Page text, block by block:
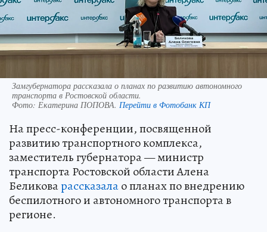
Замгубернатора рассказала о планах по развитию автономного
транспорта в Ростовской области.
Фото: Екатерина ПОПОВА. Перейти в Фотобанк КП
На пресс-конференции, посвященной
развитию транспортного комплекса,
заместитель губернатора — министр
транспорта Ростовской области Алена
Беликоварассказалао планах по внедрению
беспилотного и автономного транспорта в
регионе.